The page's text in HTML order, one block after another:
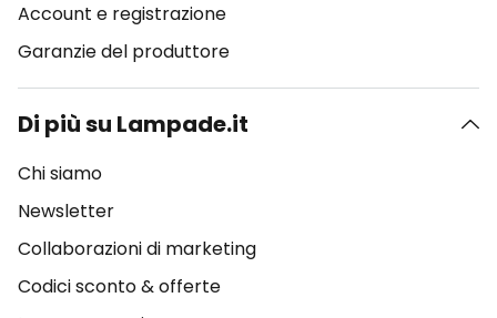
Account e registrazione
Garanzie del produttore
Di più su Lampade.it
Chi siamo
Newsletter
Collaborazioni di marketing
Codici sconto & offerte